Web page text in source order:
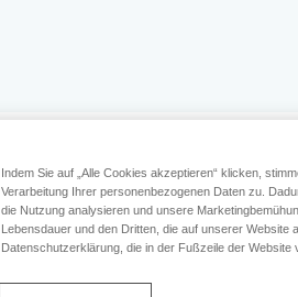
Indem Sie auf „Alle Cookies akzeptieren“ klicken,
Verarbeitung Ihrer personenbezogenen Daten zu.
die Nutzung analysieren und unsere
Lebensdauer und den Dritten, die auf unserer Website
Datenschutzerklärung, die in der Fußzeile der Website